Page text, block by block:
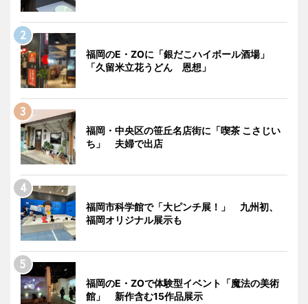
福岡のE・ZOに「銀だこハイボール酒場」
「久留米立花うどん 恩想」
福岡・中央区の笹丘名店街に「喫茶 こさじい
ち」 夫婦で出店
福岡市科学館で「大ピンチ展！」 九州初、
福岡オリジナル展示も
福岡のE・ZOで体験型イベント「魔法の美術
館」 新作含む15作品展示